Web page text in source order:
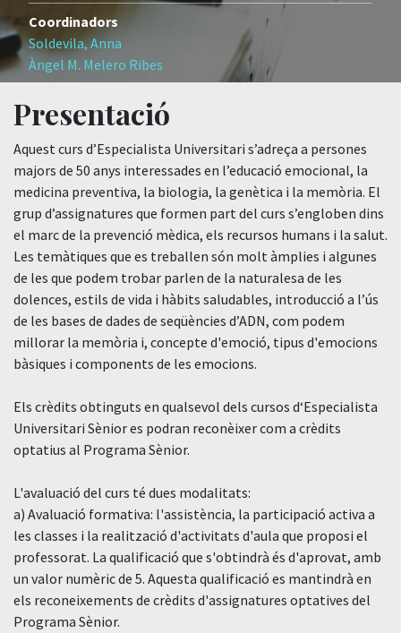
Coordinadors
Soldevila, Anna
Àngel M. Melero Ribes
Presentació
Aquest curs d’Especialista Universitari s’adreça a persones
majors de 50 anys interessades en l’educació emocional, la
medicina preventiva, la biologia, la genètica i la memòria. El
grup d’assignatures que formen part del curs s’engloben dins
el marc de la prevenció mèdica, els recursos humans i la salut.
Les temàtiques que es treballen són molt àmplies i algunes
de les que podem trobar parlen de la naturalesa de les
dolences, estils de vida i hàbits saludables, introducció a l’ús
de les bases de dades de seqüències d’ADN, com podem
millorar la memòria i, concepte d'emoció, tipus d'emocions
bàsiques i components de les emocions.
Els crèdits obtinguts en qualsevol dels cursos d‘Especialista
Universitari Sènior es podran reconèixer com a crèdits
optatius al Programa Sènior.
L'avaluació del curs té dues modalitats:
a) Avaluació formativa: l'assistència, la participació activa a
les classes i la realització d'activitats d'aula que proposi el
professorat. La qualificació que s'obtindrà és d'aprovat, amb
un valor numèric de 5. Aquesta qualificació es mantindrà en
els reconeixements de crèdits d'assignatures optatives del
Programa Sènior.